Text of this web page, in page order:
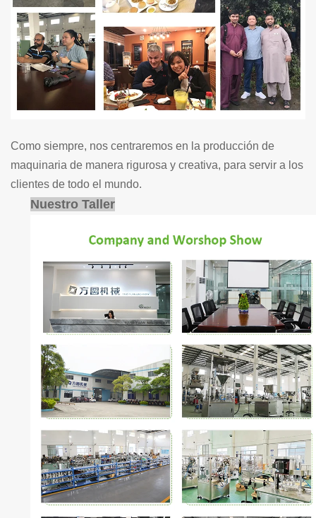
Como siempre, nos centraremos en la producción de
maquinaria de manera rigurosa y creativa, para servir a los
clientes de todo el mundo.
Nuestro Taller